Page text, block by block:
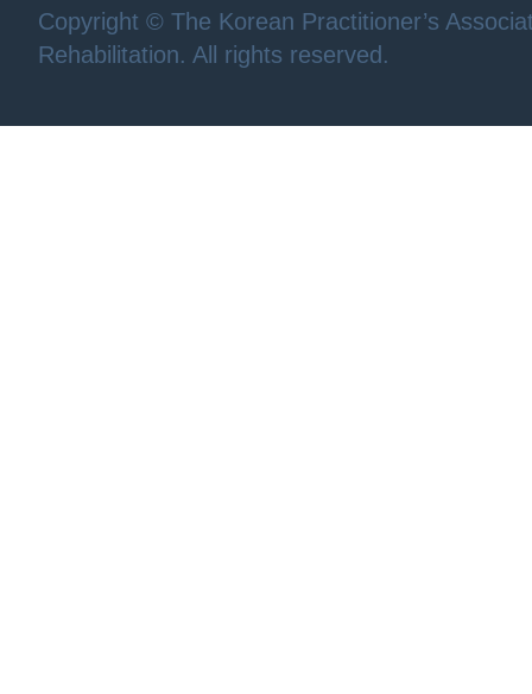
Copyright © The Korean Practitioner’s
Rehabilitation. All rights reserved.